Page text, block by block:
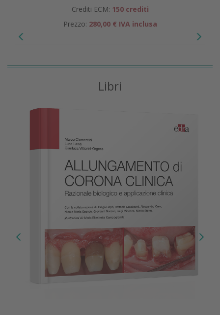
Crediti ECM: 150 crediti
Prezzo: 280,00 € IVA inclusa
Libri